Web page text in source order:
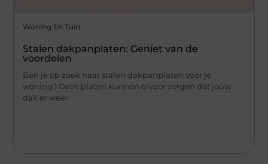
Woning En Tuin
Stalen dakpanplaten: Geniet van de
voordelen
Ben je op zoek naar stalen dakpanplaten voor je
woning? Deze platen kunnen ervoor zorgen dat jouw
dak er weer